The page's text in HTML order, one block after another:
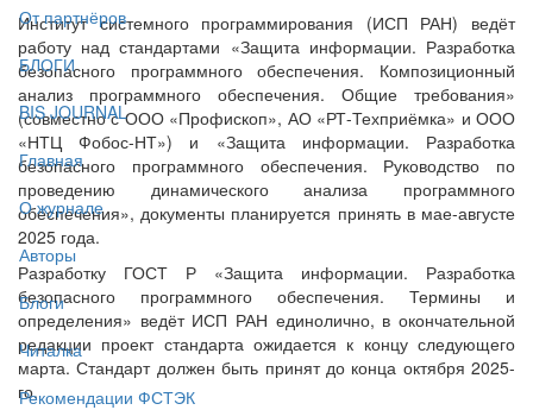
От партнёров
БЛОГИ
BIS JOURNAL
Главная
О журнале
Авторы
Блоги
Читалка
Рекомендации ФСТЭК
Институт системного программирования (ИСП РАН) ведёт
работу над стандартами «Защита информации. Разработка
безопасного программного обеспечения. Композиционный
анализ программного обеспечения. Общие требования»
(совместно с ООО «Профископ», АО «РТ-Техприёмка» и ООО
«НТЦ Фобос-НТ») и «Защита информации. Разработка
безопасного программного обеспечения. Руководство по
проведению динамического анализа программного
обеспечения», документы планируется принять в мае-августе
2025 года.
Разработку ГОСТ Р «Защита информации. Разработка
безопасного программного обеспечения. Термины и
определения» ведёт ИСП РАН единолично, в окончательной
редакции проект стандарта ожидается к концу следующего
марта. Стандарт должен быть принят до конца октября 2025-
го.